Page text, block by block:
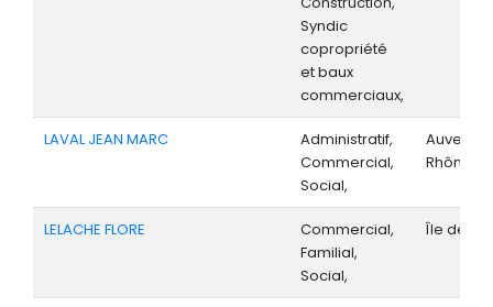
Syndic
copropriété
et baux
commerciaux,
LAVAL JEAN MARC
Administratif,
Commercial,
Social,
Rhône-
LELACHE FLORE
Commercial,
Familial,
Social,
Île de